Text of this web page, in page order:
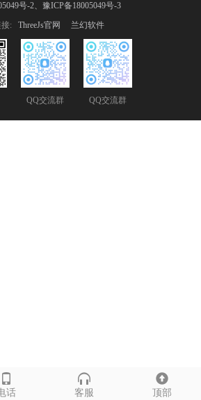
话 客服 顶部
号-2、豫ICP备18005049号-3
接: ThreeJs官网 兰幻软件
QQ交流群 QQ交流群